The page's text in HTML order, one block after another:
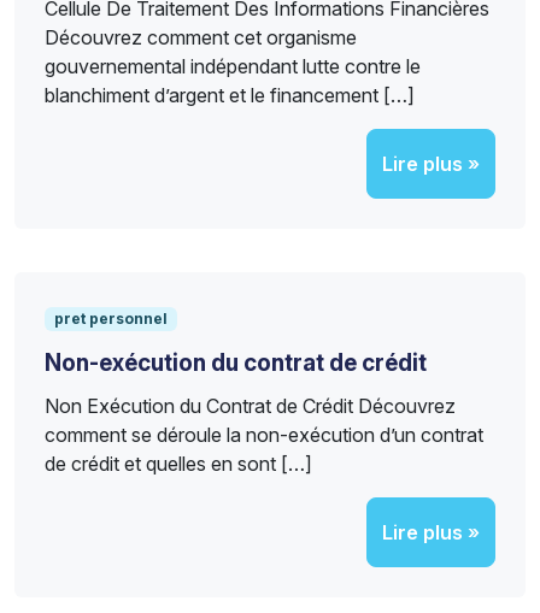
Cellule De Traitement Des Informations Financières
Découvrez comment cet organisme
gouvernemental indépendant lutte contre le
blanchiment d’argent et le financement […]
Lire plus »
pret personnel
Non-exécution du contrat de crédit
Non Exécution du Contrat de Crédit Découvrez
comment se déroule la non-exécution d’un contrat
de crédit et quelles en sont […]
Lire plus »